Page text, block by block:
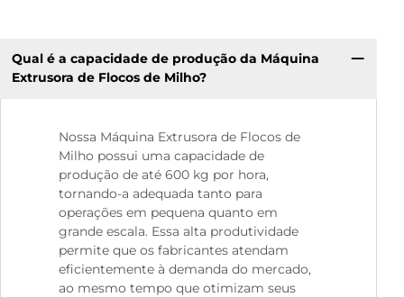
Qual é a capacidade de produção da Máquina
Extrusora de Flocos de Milho?
Nossa Máquina Extrusora de Flocos de
Milho possui uma capacidade de
produção de até 600 kg por hora,
tornando-a adequada tanto para
operações em pequena quanto em
grande escala. Essa alta produtividade
permite que os fabricantes atendam
eficientemente à demanda do mercado,
ao mesmo tempo que otimizam seus